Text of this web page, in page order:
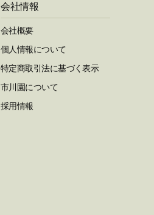
会社情報
会社概要
個人情報について
特定商取引法に基づく表示
市川園について
採用情報